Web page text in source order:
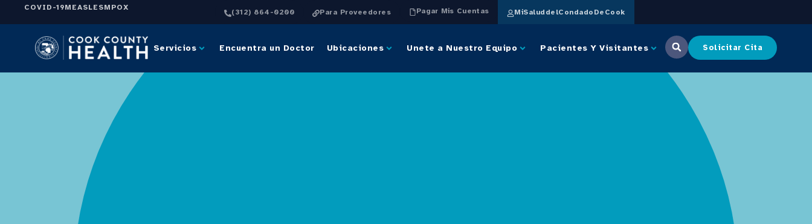
COVID-19MEASLESMPOX
(312) 864-0200 Para Proveedores Pagar Mis Cuentas MiSaluddelCondadoDeCook
Servicios Encuentra un Doctor Ubicaciones Unete a Nuestro Equipo Pacientes Y Visitantes Solicitar Cita